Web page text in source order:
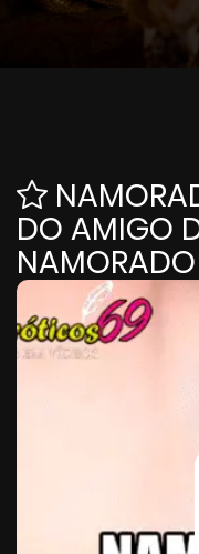
DO AMIGO